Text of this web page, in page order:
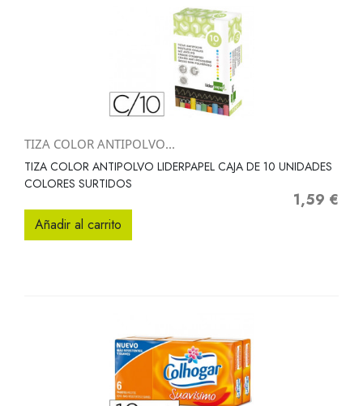
TIZA COLOR ANTIPOLVO...
TIZA COLOR ANTIPOLVO LIDERPAPEL CAJA DE 10 UNIDADES
COLORES SURTIDOS
Precio
1,59 €
Añadir al carrito